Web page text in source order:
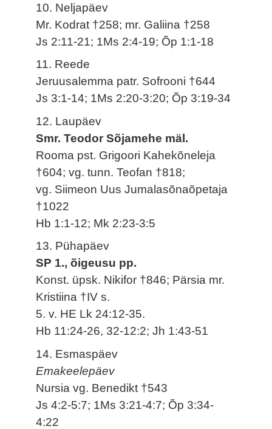
10. Neljapäev
Mr. Kodrat †258; mr. Galiina †258
Js 2:11-21; 1Ms 2:4-19; Õp 1:1-18
11. Reede
Jeruusalemma patr. Sofrooni †644
Js 3:1-14; 1Ms 2:20-3:20; Õp 3:19-34
12. Laupäev
Smr. Teodor Sõjamehe mäl.
Rooma pst. Grigoori Kahekõneleja
†604; vg. tunn. Teofan †818;
vg. Siimeon Uus Jumalasõnaõpetaja
†1022
Hb 1:1-12; Mk 2:23-3:5
13. Pühapäev
SP 1., õigeusu pp.
Konst. üpsk. Nikifor †846; Pärsia mr.
Kristiina †IV s.
5. v. HE Lk 24:12-35.
Hb 11:24-26, 32-12:2; Jh 1:43-51
14. Esmaspäev
Emakeelepäev
Nursia vg. Benedikt †543
Js 4:2-5:7; 1Ms 3:21-4:7; Õp 3:34-
4:22